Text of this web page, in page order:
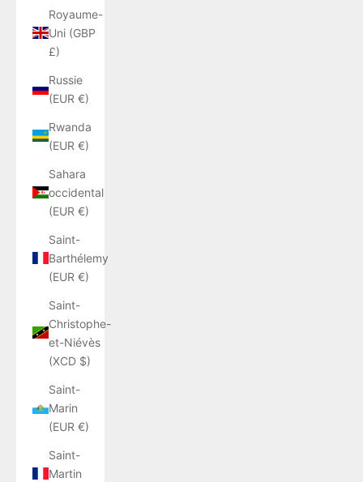
Royaume-
Uni (GBP
£)
Russie
(EUR €)
Rwanda
(EUR €)
Sahara
occidental
(EUR €)
Saint-
Barthélemy
(EUR €)
Saint-
Christophe-
et-Niévès
(XCD $)
Saint-
Marin
(EUR €)
Saint-
Martin